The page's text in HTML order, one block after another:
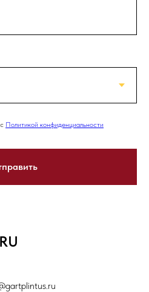
Политикой конфиденциальности